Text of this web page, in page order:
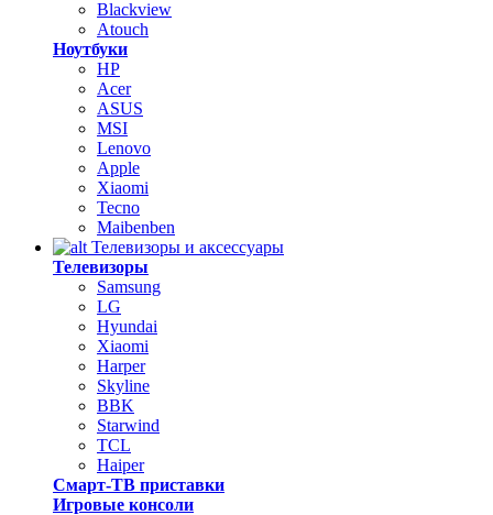
Blackview
Atouch
Ноутбуки
HP
Acer
ASUS
MSI
Lenovo
Apple
Xiaomi
Tecno
Maibenben
Телевизоры и аксессуары
Телевизоры
Samsung
LG
Hyundai
Xiaomi
Harper
Skyline
BBK
Starwind
TCL
Haiper
Смарт-ТВ приставки
Игровые консоли